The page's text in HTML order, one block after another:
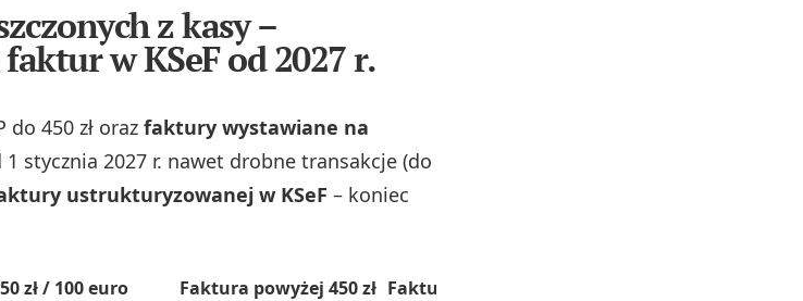
z kasy –
w KSeF od 2027 r.
do 450 zł oraz faktury wystawiane na
1 stycznia 2027 r. nawet drobne transakcje (do
ustrukturyzowanej w KSeF – koniec
zł / 100 euro Faktura powyżej 450 zł Faktury z kasy fiskalnej